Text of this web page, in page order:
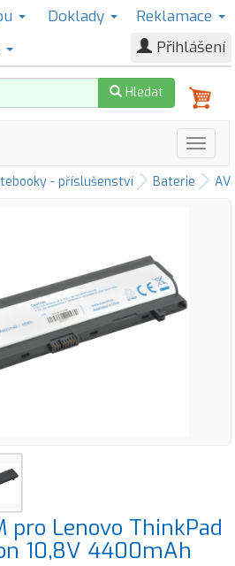
Doklady
Reklamace
Přihlášení
Hledat
- příslušenství Baterie
pro Lenovo ThinkPad
10,8V 4400mAh